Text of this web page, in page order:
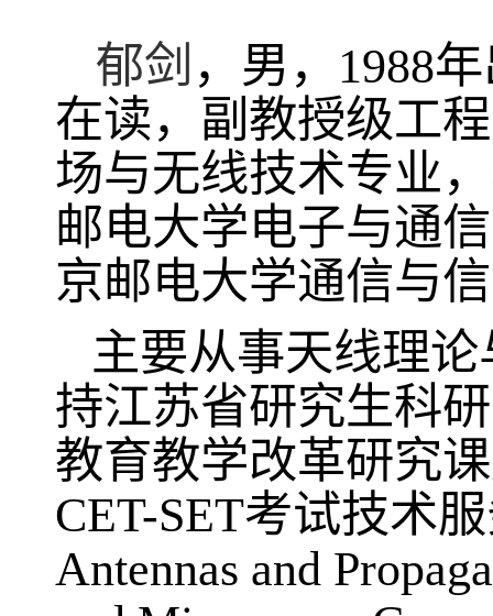
郁剑 ，男， 1988
在读，副教授级工
场与无线技术专业
邮电大学电子与通
京邮电大学通信与
主要从事天线理论
持江苏省研究生科
教育教学改革研究
CET-SET考试技术
Antennas and